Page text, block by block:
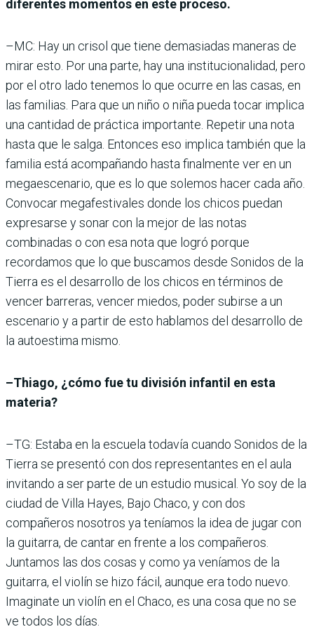
diferentes momentos en este proceso.
–MC: Hay un crisol que tiene demasiadas maneras de
mirar esto. Por una parte, hay una institucionalidad, pero
por el otro lado tenemos lo que ocurre en las casas, en
las familias. Para que un niño o niña pueda tocar implica
una cantidad de práctica importante. Repetir una nota
hasta que le salga. Entonces eso implica también que la
familia está acompañando hasta finalmente ver en un
megaescenario, que es lo que solemos hacer cada año.
Convocar megafestivales donde los chicos puedan
expresarse y sonar con la mejor de las notas
combinadas o con esa nota que logró porque
recordamos que lo que buscamos desde Sonidos de la
Tierra es el desarrollo de los chicos en términos de
vencer barreras, vencer miedos, poder subirse a un
escenario y a partir de esto hablamos del desarrollo de
la autoestima mismo.
–Thiago, ¿cómo fue tu división infantil en esta
materia?
–TG: Estaba en la escuela todavía cuando Sonidos de la
Tierra se presentó con dos representantes en el aula
invitando a ser parte de un estudio musical. Yo soy de la
ciudad de Villa Hayes, Bajo Chaco, y con dos
compañeros nosotros ya teníamos la idea de jugar con
la guitarra, de cantar en frente a los compañeros.
Juntamos las dos cosas y como ya veníamos de la
guitarra, el violín se hizo fácil, aunque era todo nuevo.
Imaginate un violín en el Chaco, es una cosa que no se
ve todos los días.